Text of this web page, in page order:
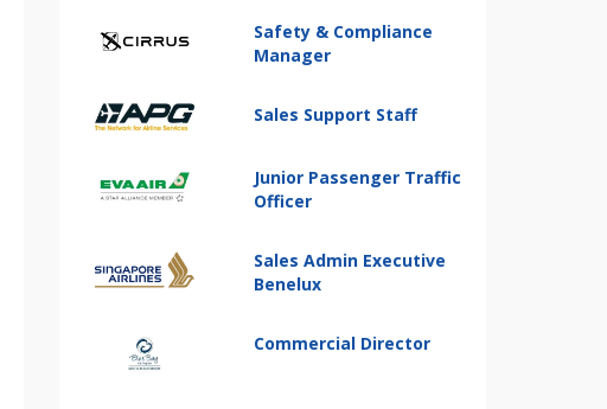
Safety & Compliance
Manager
Sales Support Staff
Junior Passenger Traffic
Officer
Sales Admin Executive
Benelux
Commercial Director